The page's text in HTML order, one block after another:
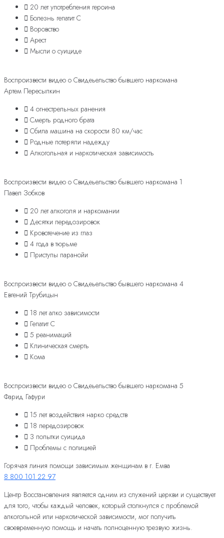
20 лет употребления героина
Болезнь гепатит С
Воровство
Арест
Мысли о суициде
Воспроизвести видео о Свидеьельство бывшего наркомана
Артем Пересыпкин
4 огнестрельных ранения
Смерть родного брата
Сбила машина на скорости 80 км/час
Родные потеряли надежду
Алкогольная и наркотическая зависимость
Воспроизвести видео о Свидеьельство бывшего наркомана 1
Павел Зобков
20 лет алкоголя и наркомании
Десятки передозировок
Кровотечение из глаз
4 года в тюрьме
Приступы паранойи
Воспроизвести видео о Свидеьельство бывшего наркомана 4
Евгений Трубицын
18 лет алко зависимости
Гепатит С
5 реанимаций
Клиническая смерть
Кома
Воспроизвести видео о Свидеьельство бывшего наркомана 5
Фарид Гафури
15 лет воздействия нарко средств
18 передозировок
3 попытки суицида
Проблемы с полицией
Горячая линия помощи зависимым женщинам в г. Емва
8 800 101 22 97
Центр Восстановления является одним из служений церкви и существует
для того, чтобы каждый человек, который столкнулся с проблемой
алкогольной или наркотической зависимости, мог получить
своевременную помощь и начать полноценную трезвую жизнь.